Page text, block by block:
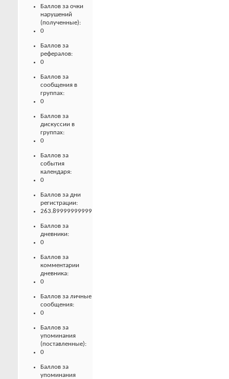
Баллов за очки
нарушений
(полученные):
0
Баллов за
рефералов:
0
Баллов за
сообщения в
группах:
0
Баллов за
дискуссии в
группах:
0
Баллов за
события
календаря:
0
Баллов за дни
регистрации:
263.89999999999
Баллов за
дневники:
0
Баллов за
комментарии
дневника:
0
Баллов за личные
сообщения:
0
Баллов за
упоминания
(поставленные):
0
Баллов за
упоминания